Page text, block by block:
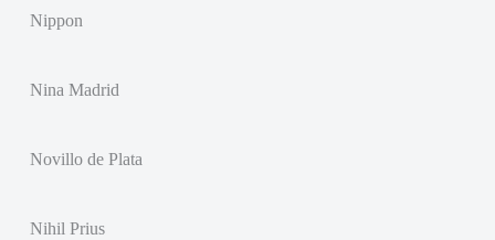
Nippon
Nina Madrid
Novillo de Plata
Nihil Prius